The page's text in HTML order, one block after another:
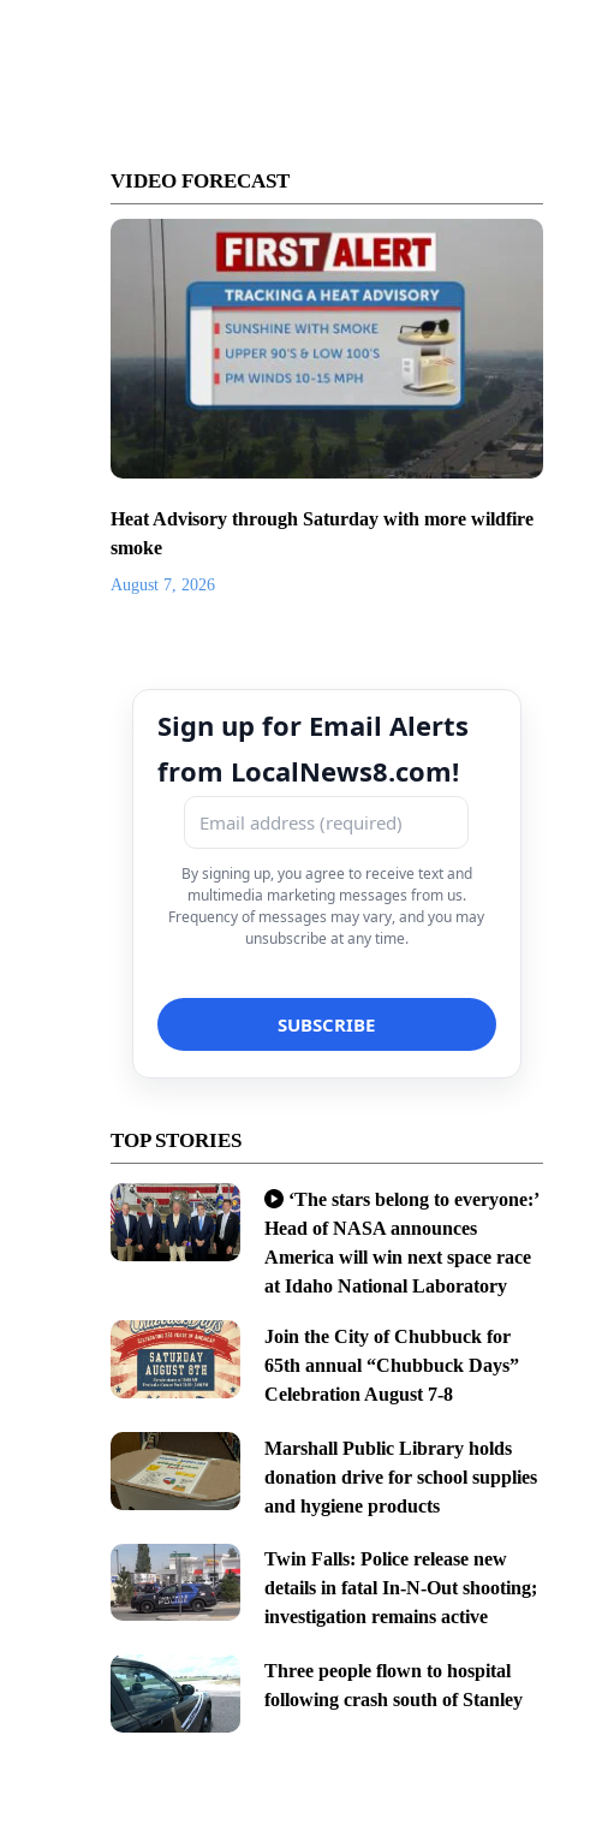
VIDEO FORECAST
Heat Advisory through Saturday with more wildfire
smoke
August 7, 2026
Sign up for Email Alerts
from LocalNews8.com!
By signing up, you agree to receive text and
multimedia marketing messages from us.
Frequency of messages may vary, and you may
unsubscribe at any time.
TOP STORIES
‘The stars belong to everyone:’
Head of NASA announces
America will win next space race
at Idaho National Laboratory
Join the City of Chubbuck for
65th annual “Chubbuck Days”
Celebration August 7-8
Marshall Public Library holds
donation drive for school supplies
and hygiene products
Twin Falls: Police release new
details in fatal In-N-Out shooting;
investigation remains active
Three people flown to hospital
following crash south of Stanley